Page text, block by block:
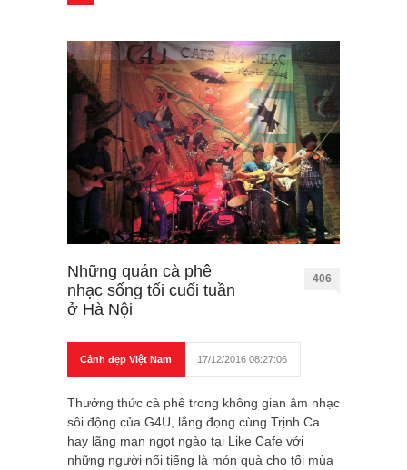
Những quán cà phê
nhạc sống tối cuối tuần
ở Hà Nội
406
Cảnh đẹp Việt Nam 17/12/2016 08:27:06
Thưởng thức cà phê trong không gian âm nhạc
sôi động của G4U, lắng đọng cùng Trịnh Ca
hay lãng mạn ngọt ngào tại Like Cafe với
những người nổi tiếng là món quà cho tối mùa